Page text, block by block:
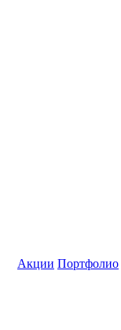
Акции Портфолио